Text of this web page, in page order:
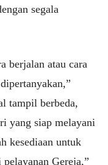
segala
berjalan atau cara
tampil berbeda,
yang siap melayani
kesediaan untuk
Gereja,”